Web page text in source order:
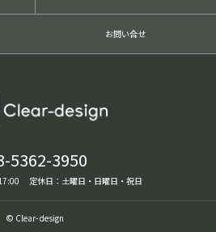
お問い合せ
5362-3950
定休日：土曜日・日曜日・祝日
© Clear-design